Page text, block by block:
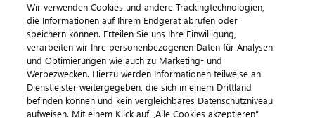
Wir verwenden Cookies und andere Trackingtechnologien,
die Informationen auf Ihrem Endgerät abrufen oder
speichern können. Erteilen Sie uns Ihre Einwilligung,
verarbeiten wir Ihre personenbezogenen Daten für Analysen
und Optimierungen wie auch zu Marketing- und
Werbezwecken. Hierzu werden Informationen teilweise an
Dienstleister weitergegeben, die sich in einem Drittland
befinden können und kein vergleichbares Datenschutzniveau
aufweisen. Mit einem Klick auf „Alle Cookies akzeptieren"